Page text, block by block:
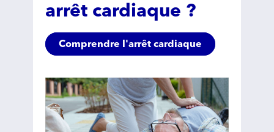
arrêt cardiaque ?
Comprendre l'arrêt cardiaque